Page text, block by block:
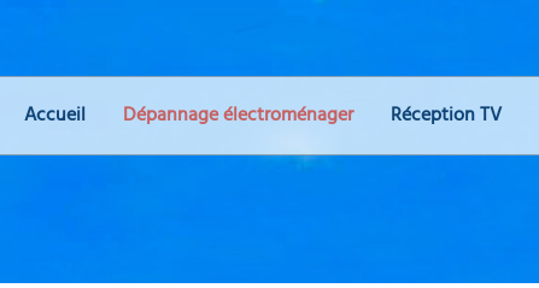
Accueil Dépannage électroménager Réception TV